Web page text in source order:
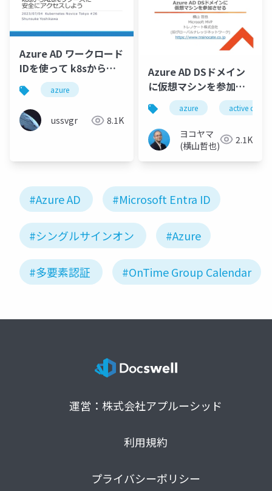
Azure AD ワークロード
IDを使って k8sから
Azureリソースに安全
にアクセスしよう
azure
ussvgr 8.1K
Azure AD DSドメイン
に仮想マシンを参加さ
せる
azure active
ヨコヤマ
(横山哲也)
2.1K
#Azure AD #Microsoft Entra ID
#シングルサインオン #Azure
#多要素認証 #OnTime Group Calendar
運営：株式会社アプルーシッド
利用規約
プライバシーポリシー